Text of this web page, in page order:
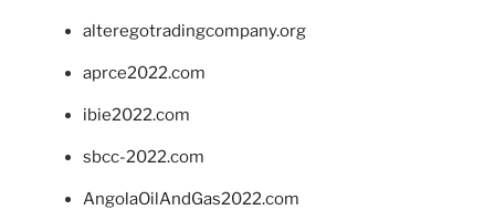
alteregotradingcompany.org
aprce2022.com
ibie2022.com
sbcc-2022.com
AngolaOilAndGas2022.com